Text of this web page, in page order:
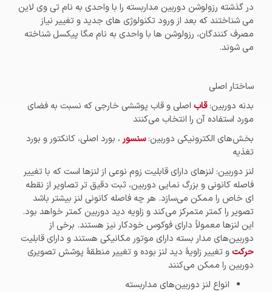
در گذشته رزولوشن دوربین مداربسته را با واحدی به نام تی وی لاین
می شناختند که بعد از ورود تکنولوژی های جدید و تغییر نیاز
مصرف کنندگان، رزولوشن ها با واحدی به نام مگا پیکسل شناخته
می شوند.
ساختار اصلی
بدنه دوربین:قاب اصلی و قاب پوششی خارجی که نسبت به فضای
مورد استفاده آن را انتخاب می‌کنند
بخش‌های الکترونیکی دوربین:سنسور ، بورد اصلی، کانکتور و بورد
تغذیه
لنز دوربین: لنزهای دارای قابلیت زوم نوعی از لنزها است که با تغییر
فاصله کانونی و بزرگ نمایی دوربین، ثبت دقیق تر تصاویر از نقطه
ای خاص را ممکن می‌سازد. هر چه فاصله کانونی لنز بیشتر باشد
تصویر را کمتر متمرکز می‌کند و زاویه دید دوربین کمتر خواهد بود.
این لنزها معمولاً دارای فوکوس خودکار نیز هستند. برخی از
دوربین‌های مدار بسته دارای موتور مکانیکی هستند و دارای قابلیت
حرکتو تغییر زاویهٔ دید لنز بوده و تغییر منطقهٔ پوشش تصویری
دوربین را ممکن می‌کنند
انواع لنز دوربین‌های مداربسته